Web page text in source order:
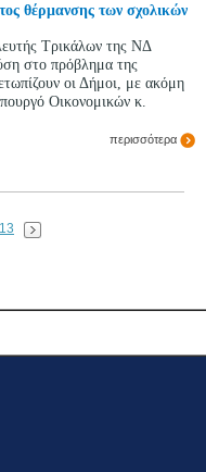
θέρμανσης των σχολικών
Τρικάλων της ΝΔ
στο πρόβλημα της
οι Δήμοι, με ακόμη
Οικονομικών κ.
περισσότερα
13